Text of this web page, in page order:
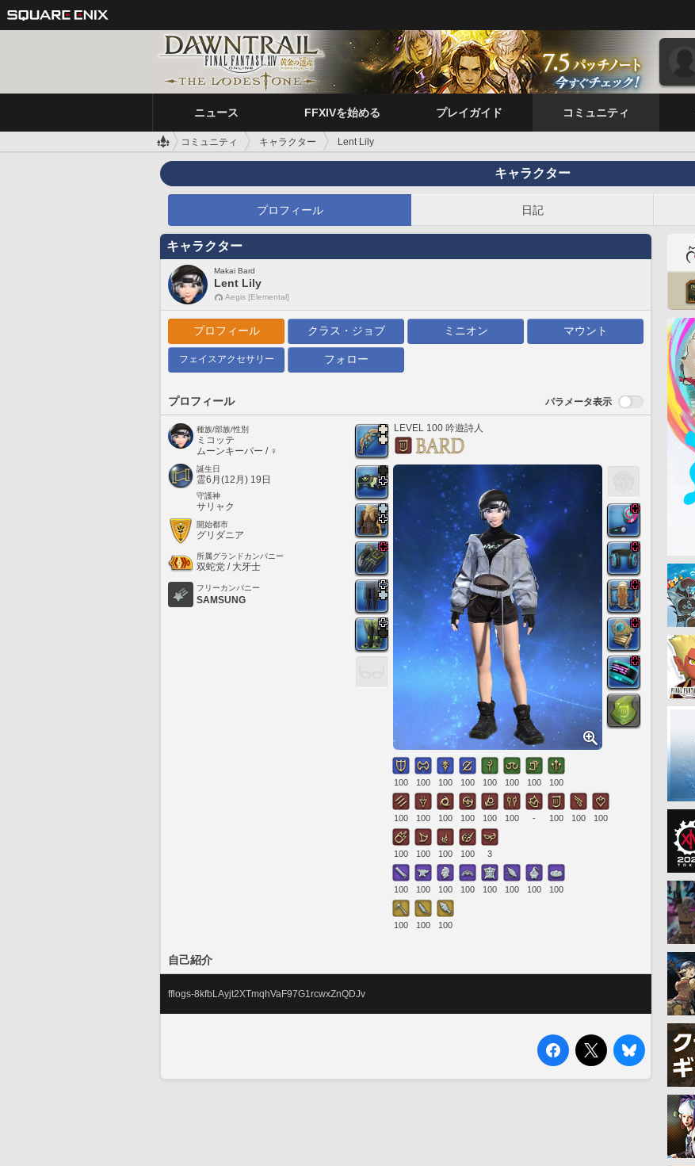
ニュース FFXIVを始める プレイガイド コミュニティ
コミュニティ キャラクター Lent Lily
キャラクター
プロフィール 日記
キャラクター
Makai Bard
Lent Lily
Aegis [Elemental]
プロフィール クラス・ジョブ ミニオン マウント
フェイスアクセサリー フォロー
プロフィール パラメータ表示
種族/部族/性別
ミコッテ
ムーンキーパー / ♀
誕生日
霊6月(12月) 19日
守護神
サリャク
開始都市
グリダニア
所属グランドカンパニー
双蛇党 / 大牙士
フリーカンパニー
SAMSUNG
LEVEL 100 吟遊詩人
100 100 100 100 100 100 100 100
100 100 100 100 100 100 - 100 100 100
100 100 100 100 3
100 100 100 100 100 100 100 100
100 100 100
自己紹介
fflogs-8kfbLAyjt2XTmqhVaF97G1rcwxZnQDJv